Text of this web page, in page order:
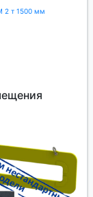
2 т 1500 мм